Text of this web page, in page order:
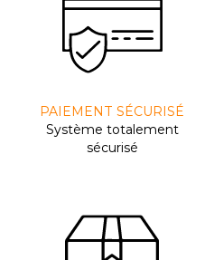
PAIEMENT SÉCURISÉ
Système totalement
sécurisé